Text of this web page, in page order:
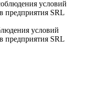
условий
предприятия SRL